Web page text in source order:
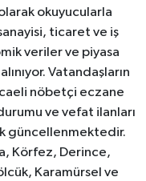
okuyucularla
ticaret ve iş
veriler ve piyasa
Vatandaşların
nöbetçi eczane
ve vefat ilanları
güncellenmektedir.
Körfez, Derince,
Karamürsel ve